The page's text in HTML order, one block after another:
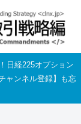
日経225オプション
ャンネル登録】も忘